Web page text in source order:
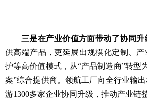
三是在产业价值方面带动了协同升
供高端产品，更延展出规模化定制、产
护等高价值模式，从“产品制造商”转型
案”综合提供商。领航工厂向全行业输
游1300多家企业协同升级，推动产业链